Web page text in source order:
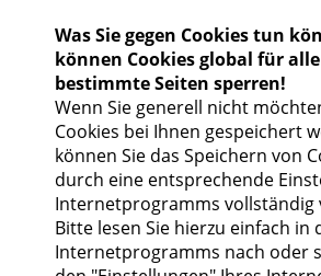
Was Sie gegen Cookies tun
können Cookies global für
bestimmte Seiten sperren!
Wenn Sie generell nicht
Cookies bei Ihnen gespeichert
können Sie das Speichern von
durch eine entsprechende
Internetprogramms vollständig
Bitte lesen Sie hierzu einfach in
Internetprogramms nach oder